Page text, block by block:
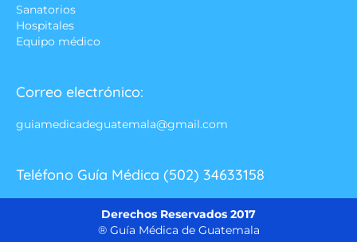
Sanatorios
Hospitales
Equipo médico
Correo electrónico:
guiamedicadeguatemala@gmail.com
Teléfono Guía Médica (502) 34633158
Derechos Reservados 2017
® Guía Médica de Guatemala